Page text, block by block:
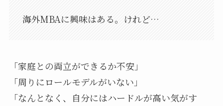
海外MBAに興味はある。けれど…
「家庭との両立ができるか不安」
「周りにロールモデルがいない」
「なんとなく、自分にはハードルが高い気がす